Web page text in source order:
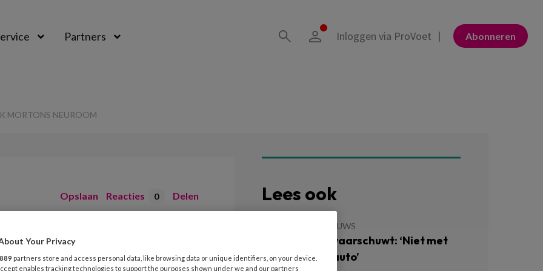
Partners Abonneren
Inloggen via ProVoet
MORTONS NEUROOM
Opslaan Reacties 0 Delen
aanpak
Lees ook
NIEUWS
Verzekeraar waarschuwt: ‘Niet met
slippers in de auto’
Your Privacy
889 partners store and access personal data, like browsing data or unique identifiers, on your device.
enables tracking technologies to support the purposes shown under we and our partners